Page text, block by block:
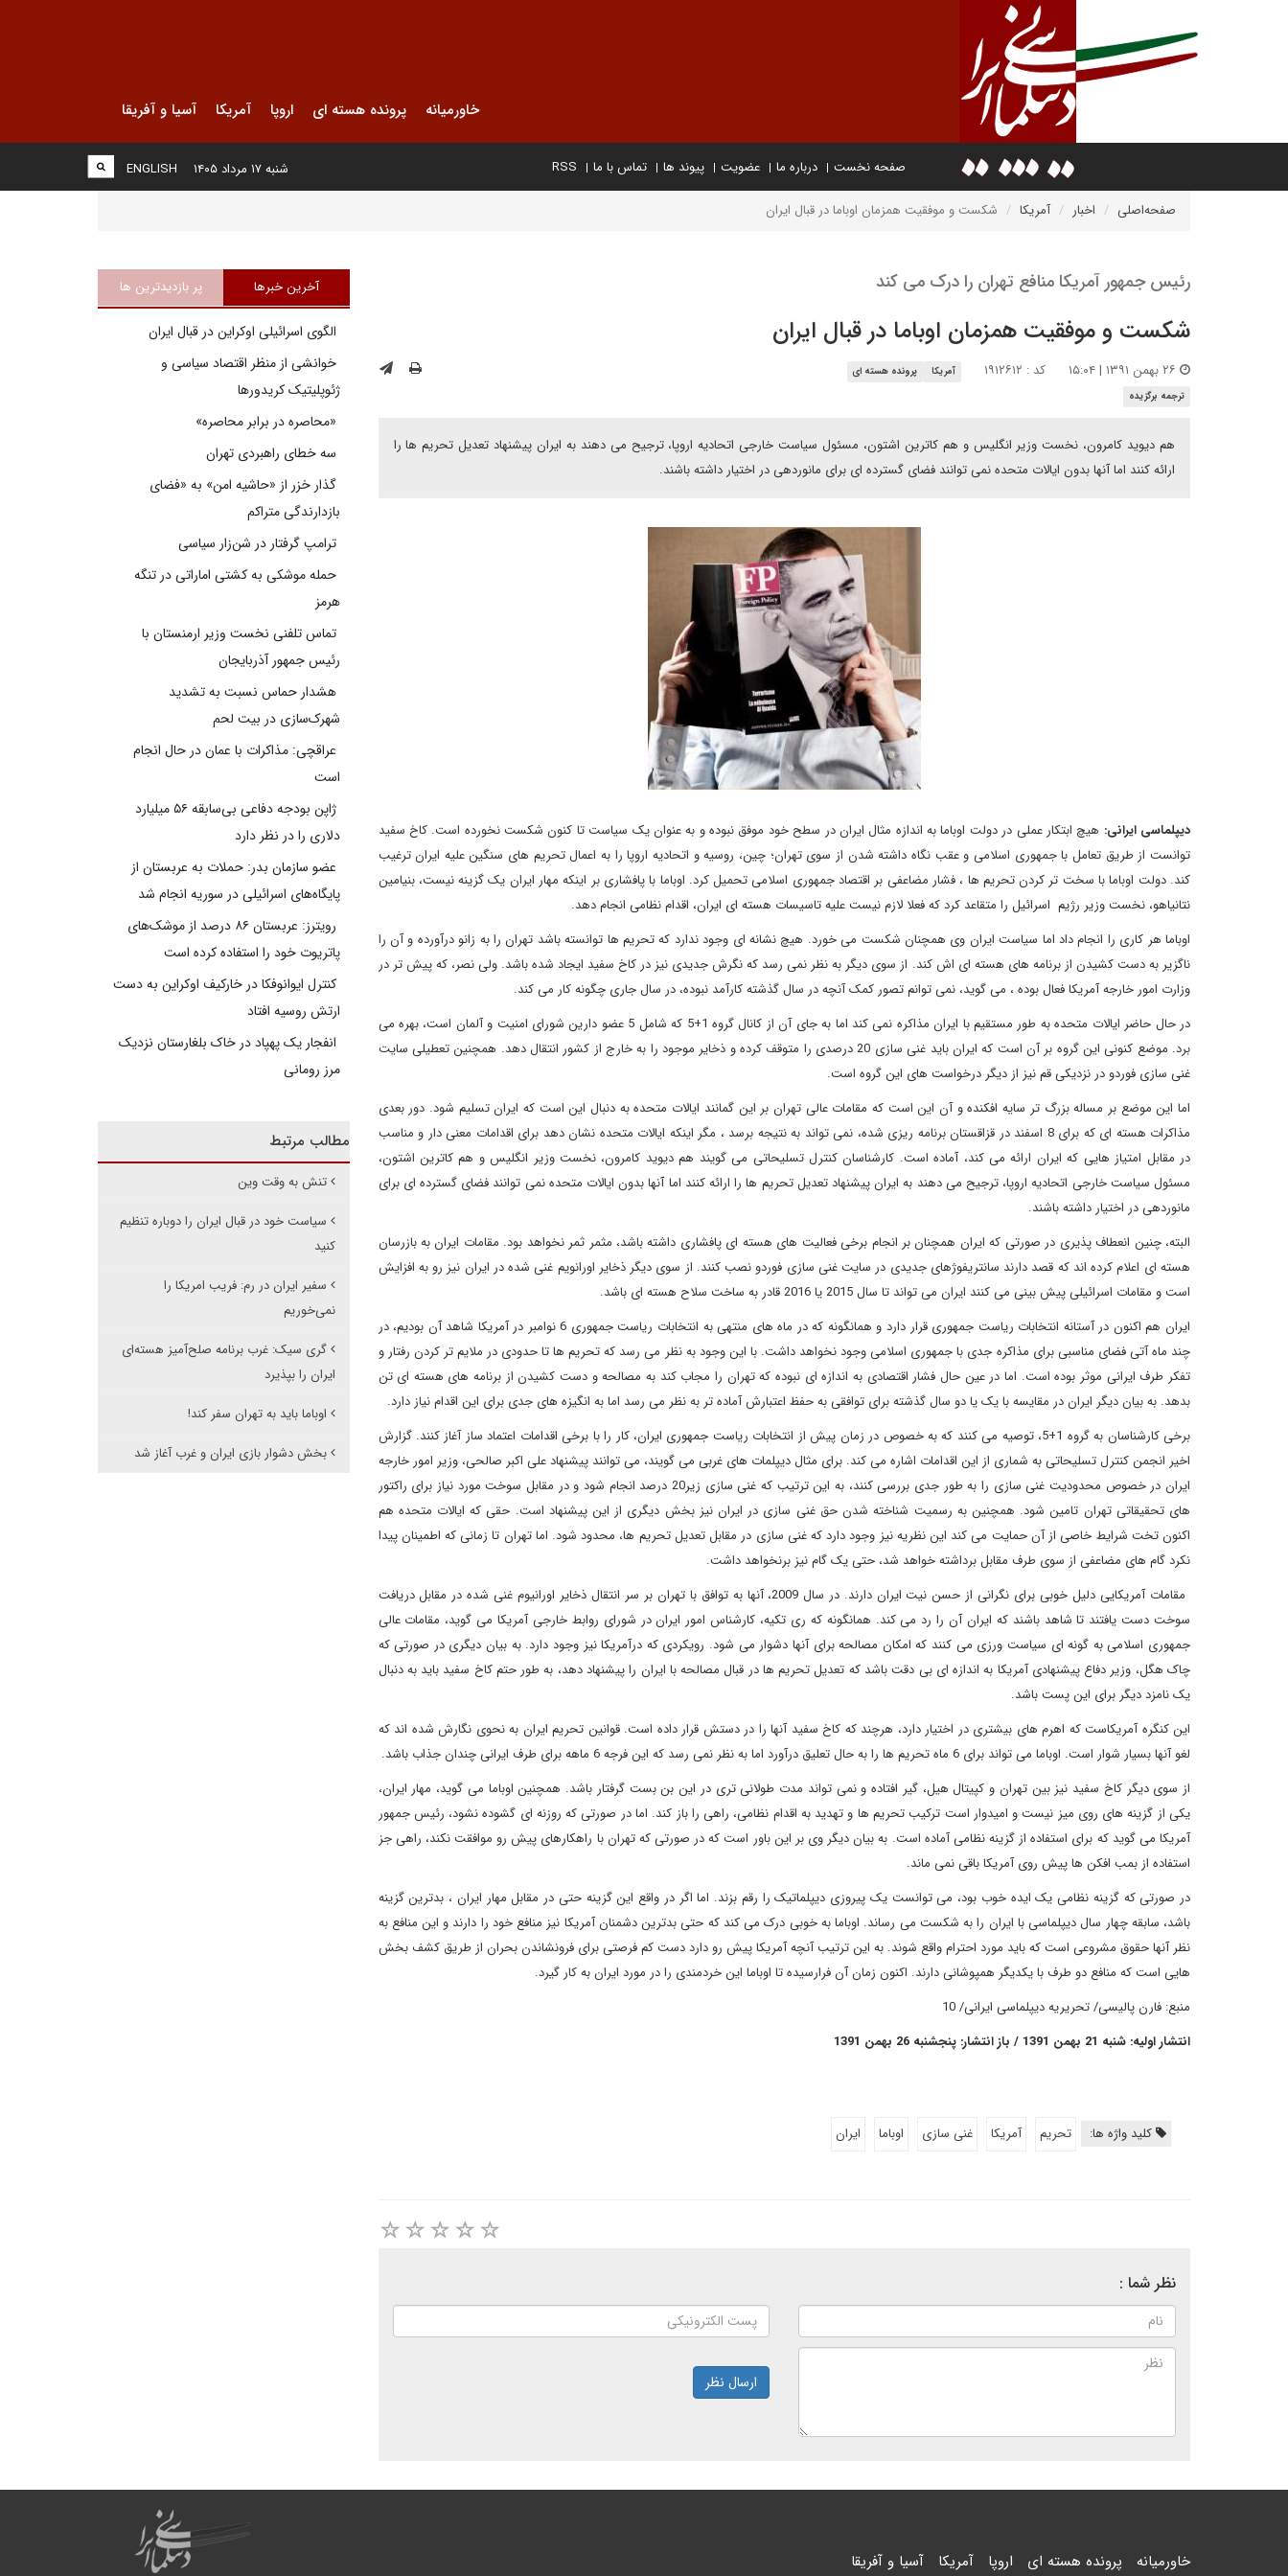
خاورمیانه پرونده هسته ای اروپا آمریکا آسیا و آفریقا
صفحه نخست درباره ما عضویت پیوند ها تماس با ما RSS
ENGLISH شنبه ۱۷ مرداد ۱۴۰۵
صفحه‌اصلی اخبار آمریکا شکست و موفقیت همزمان اوباما در قبال ایران
رئیس جمهور آمریکا منافع تهران را درک می کند
شکست و موفقیت همزمان اوباما در قبال ایران
کد : ۱۹۱۲۶۱۲ آمریکا
پرونده هسته ای
ترجمه برگزیده
هم دیوید کامرون، نخست وزیر انگلیس و هم کاترین اشتون، مسئول سیاست خارجی اتحادیه اروپا، ترجیح می دهند به ایران پیشنهاد تعدیل تحریم ها را
ارائه کنند اما آنها بدون ایالات متحده نمی توانند فضای گسترده ای برای مانوردهی در اختیار داشته باشند.
دیپلماسی ایرانی: هیچ ابتکار عملی در دولت اوباما به اندازه مثال ایران در سطح خود موفق نبوده و به عنوان یک سیاست تا کنون شکست نخورده است. کاخ سفید
توانست از طریق تعامل با جمهوری اسلامی و عقب نگاه داشته شدن از سوی تهران؛ چین، روسیه و اتحادیه اروپا را به اعمال تحریم های سنگین علیه ایران ترغیب
کند. دولت اوباما با سخت تر کردن تحریم ها ، فشار مضاعفی بر اقتصاد جمهوری اسلامی تحمیل کرد. اوباما با پافشاری بر اینکه مهار ایران یک گزینه نیست، بنیامین
نتانیاهو، نخست وزیر رژیم اسرائیل را متقاعد کرد که فعلا لازم نیست علیه تاسیسات هسته ای ایران، اقدام نظامی انجام دهد.
اوباما هر کاری را انجام داد اما سیاست ایران وی همچنان شکست می خورد. هیچ نشانه ای وجود ندارد که تحریم ها توانسته باشد تهران را به زانو درآورده و آن را
ناگزیر به دست کشیدن از برنامه های هسته ای اش کند. از سوی دیگر به نظر نمی رسد که نگرش جدیدی نیز در کاخ سفید ایجاد شده باشد. ولی نصر، که پیش تر در
وزارت امور خارجه آمریکا فعال بوده ، می گوید، نمی توانم تصور کمک آنچه در سال گذشته کارآمد نبوده، در سال جاری چگونه کار می کند.
در حال حاضر ایالات متحده به طور مستقیم با ایران مذاکره نمی کند اما به جای آن از کانال گروه 1+5 که شامل 5 عضو دارین شورای امنیت و آلمان است، بهره می
برد. موضع کنونی این گروه بر آن است که ایران باید غنی سازی 20 درصدی را متوقف کرده و ذخایر موجود را به خارج از کشور انتقال دهد. همچنین تعطیلی سایت
غنی سازی فوردو در نزدیکی قم نیز از دیگر درخواست های این گروه است.
اما این موضع بر مساله بزرگ تر سایه افکنده و آن این است که مقامات عالی تهران بر این گمانند ایالات متحده به دنبال این است که ایران تسلیم شود. دور بعدی
مذاکرات هسته ای که برای 8 اسفند در قزاقستان برنامه ریزی شده، نمی تواند به نتیجه برسد ، مگر اینکه ایالات متحده نشان دهد برای اقدامات معنی دار و مناسب
در مقابل امتیاز هایی که ایران ارائه می کند، آماده است. کارشناسان کنترل تسلیحاتی می گویند هم دیوید کامرون، نخست وزیر انگلیس و هم کاترین اشتون،
مسئول سیاست خارجی اتحادیه اروپا، ترجیح می دهند به ایران پیشنهاد تعدیل تحریم ها را ارائه کنند اما آنها بدون ایالات متحده نمی توانند فضای گسترده ای برای
مانوردهی در اختیار داشته باشند.
البته، چنین انعطاف پذیری در صورتی که ایران همچنان بر انجام برخی فعالیت های هسته ای پافشاری داشته باشد، مثمر ثمر نخواهد بود. مقامات ایران به بازرسان
هسته ای اعلام کرده اند که قصد دارند سانتریفوژهای جدیدی در سایت غنی سازی فوردو نصب کنند. از سوی دیگر ذخایر اورانویم غنی شده در ایران نیز رو به افزایش
است و مقامات اسرائیلی پیش بینی می کنند ایران می تواند تا سال 2015 یا 2016 قادر به ساخت سلاح هسته ای باشد.
ایران هم اکنون در آستانه انتخابات ریاست جمهوری قرار دارد و همانگونه که در ماه های منتهی به انتخابات ریاست جمهوری 6 نوامبر در آمریکا شاهد آن بودیم، در
چند ماه آتی فضای مناسبی برای مذاکره جدی با جمهوری اسلامی وجود نخواهد داشت. با این وجود به نظر می رسد که تحریم ها تا حدودی در ملایم تر کردن رفتار و
تفکر طرف ایرانی موثر بوده است. اما در عین حال فشار اقتصادی به اندازه ای نبوده که تهران را مجاب کند به مصالحه و دست کشیدن از برنامه های هسته ای تن
بدهد. به بیان دیگر ایران در مقایسه با یک یا دو سال گذشته برای توافقی به حفظ اعتبارش آماده تر به نظر می رسد اما به انگیزه های جدی برای این اقدام نیاز دارد.
برخی کارشناسان به گروه 1+5، توصیه می کنند که به خصوص در زمان پیش از انتخابات ریاست جمهوری ایران، کار را با برخی اقدامات اعتماد ساز آغاز کنند. گزارش
اخیر انجمن کنترل تسلیحاتی به شماری از این اقدامات اشاره می کند. برای مثال دیپلمات های غربی می گویند، می توانند پیشنهاد علی اکبر صالحی، وزیر امور خارجه
ایران در خصوص محدودیت غنی سازی را به طور جدی بررسی کنند، به این ترتیب که غنی سازی زیر20 درصد انجام شود و در مقابل سوخت مورد نیاز برای راکتور
های تحقیقاتی تهران تامین شود. همچنین به رسمیت شناخته شدن حق غنی سازی در ایران نیز بخش دیگری از این پیشنهاد است. حقی که ایالات متحده هم
اکنون تخت شرایط خاصی از آن حمایت می کند این نظریه نیز وجود دارد که غنی سازی در مقابل تعدیل تحریم ها، محدود شود. اما تهران تا زمانی که اطمینان پیدا
نکرد گام های مضاعفی از سوی طرف مقابل برداشته خواهد شد، حتی یک گام نیز برنخواهد داشت.
مقامات آمریکایی دلیل خوبی برای نگرانی از حسن نیت ایران دارند. در سال 2009، آنها به توافق با تهران بر سر انتقال ذخایر اورانیوم غنی شده در مقابل دریافت
سوخت دست یافتند تا شاهد باشند که ایران آن را رد می کند. همانگونه که ری تکیه، کارشناس امور ایران در شورای روابط خارجی آمریکا می گوید، مقامات عالی
جمهوری اسلامی به گونه ای سیاست ورزی می کنند که امکان مصالحه برای آنها دشوار می شود. رویکردی که درآمریکا نیز وجود دارد. به بیان دیگری در صورتی که
چاک هگل، وزیر دفاع پیشنهادی آمریکا به اندازه ای بی دقت باشد که تعدیل تحریم ها در قبال مصالحه با ایران را پیشنهاد دهد، به طور حتم کاخ سفید باید به دنبال
یک نامزد دیگر برای این پست باشد.
این کنگره آمریکاست که اهرم های بیشتری در اختیار دارد، هرچند که کاخ سفید آنها را در دستش قرار داده است. قوانین تحریم ایران به نحوی نگارش شده اند که
لغو آنها بسیار شوار است. اوباما می تواند برای 6 ماه تحریم ها را به حال تعلیق درآورد اما به نظر نمی رسد که این فرجه 6 ماهه برای طرف ایرانی چندان جذاب باشد.
از سوی دیگر کاخ سفید نیز بین تهران و کپیتال هیل، گیر افتاده و نمی تواند مدت طولانی تری در این بن بست گرفتار باشد. همچنین اوباما می گوید، مهار ایران،
یکی از گزینه های روی میز نیست و امیدوار است ترکیب تحریم ها و تهدید به اقدام نظامی، راهی را باز کند. اما در صورتی که روزنه ای گشوده نشود، رئیس جمهور
آمریکا می گوید که برای استفاده از گزینه نظامی آماده است. به بیان دیگر وی بر این باور است که در صورتی که تهران با راهکارهای پیش رو موافقت نکند، راهی جز
استفاده از بمب افکن ها پیش روی آمریکا باقی نمی ماند.
در صورتی که گزینه نظامی یک ایده خوب بود، می توانست یک پیروزی دیپلماتیک را رقم بزند. اما اگر در واقع این گزینه حتی در مقابل مهار ایران ، بدترین گزینه
باشد، سابقه چهار سال دیپلماسی با ایران را به شکست می رساند. اوباما به خوبی درک می کند که حتی بدترین دشمنان آمریکا نیز منافع خود را دارند و این منافع به
نظر آنها حقوق مشروعی است که باید مورد احترام واقع شوند. به این ترتیب آنچه آمریکا پیش رو دارد دست کم فرصتی برای فرونشاندن بحران از طریق کشف بخش
هایی است که منافع دو طرف با یکدیگر همپوشانی دارند. اکنون زمان آن فرارسیده تا اوباما این خردمندی را در مورد ایران به کار گیرد.
منبع: فارن پالیسی/ تحریریه دیپلماسی ایرانی/ 10
انتشار اولیه: شنبه 21 بهمن 1391 / باز انتشار: پنجشنبه 26 بهمن 1391
کلید واژه ها: تحریم آمریکا غنی سازی اوباما ایران
نظر شما :
ارسال نظر
آخرین خبرها پر بازدیدترین ها
الگوی اسرائیلی اوکراین در قبال ایران
خوانشی از منظر اقتصاد سیاسی و
ژئوپلیتیک کریدورها
«محاصره در برابر محاصره»
سه خطای راهبردی تهران
گذار خزر از «حاشیه امن» به «فضای
بازدارندگی متراکم
ترامپ گرفتار در شن‌زار سیاسی
حمله موشکی به کشتی اماراتی در تنگه
هرمز
تماس تلفنی نخست وزیر ارمنستان با
رئیس جمهور آذربایجان
هشدار حماس نسبت به تشدید
شهرک‌سازی در بیت‌ لحم
عراقچی: مذاکرات با عمان در حال انجام
است
ژاپن بودجه دفاعی بی‌سابقه ۵۶ میلیارد
دلاری را در نظر دارد
عضو سازمان بدر: حملات به عربستان از
پایگاه‌های اسرائیلی در سوریه انجام شد
رویترز: عربستان ۸۶ درصد از موشک‌های
پاتریوت خود را استفاده کرده است
کنترل ایوانوفکا در خارکیف اوکراین به دست
ارتش روسیه افتاد
انفجار یک پهپاد در خاک بلغارستان نزدیک
مرز رومانی
مطالب مرتبط
تنش به وقت وین
سیاست خود در قبال ایران را دوباره تنظیم
کنید
سفیر ایران در رم: فریب امریکا را
نمی‌خوریم
گری سیک: غرب برنامه صلح‌آمیز هسته‌ای
ایران را بپذیرد
اوباما باید به تهران سفر کند!
بخش دشوار بازی ایران و غرب آغاز شد
خاورمیانه پرونده هسته ای اروپا آمریکا آسیا و آفریقا